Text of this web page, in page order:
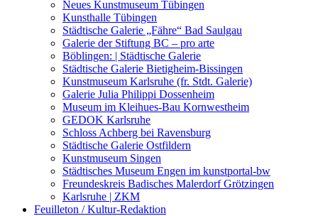
Kunstwettbewerbe, Ausschreibungen für Künstler
Neues Kunstmuseum Tübingen
Kunsthalle Tübingen
Städtische Galerie „Fähre“ Bad Saulgau
Galerie der Stiftung BC – pro arte
Böblingen: | Städtische Galerie
Städtische Galerie Bietigheim-Bissingen
Kunstmuseum Karlsruhe (fr. Stdt. Galerie)
Galerie Julia Philippi Dossenheim
Museum im Kleihues-Bau Kornwestheim
GEDOK Karlsruhe
Schloss Achberg bei Ravensburg
Städtische Galerie Ostfildern
Kunstmuseum Singen
Städtisches Museum Engen im kunstportal-bw
Freundeskreis Badisches Malerdorf Grötzingen
Karlsruhe | ZKM
Feuilleton / Kultur-Redaktion